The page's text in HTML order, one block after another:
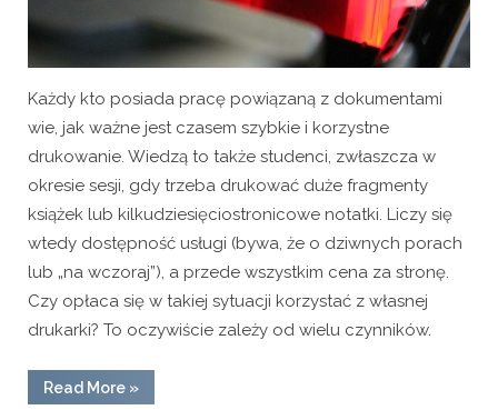
Każdy kto posiada pracę powiązaną z dokumentami
wie, jak ważne jest czasem szybkie i korzystne
drukowanie. Wiedzą to także studenci, zwłaszcza w
okresie sesji, gdy trzeba drukować duże fragmenty
książek lub kilkudziesięciostronicowe notatki. Liczy się
wtedy dostępność usługi (bywa, że o dziwnych porach
lub „na wczoraj”), a przede wszystkim cena za stronę.
Czy opłaca się w takiej sytuacji korzystać z własnej
drukarki? To oczywiście zależy od wielu czynników.
Read More“Drukarka
w
»